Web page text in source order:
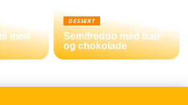
med
DESSERT
Semifreddo med bær
og chokolade